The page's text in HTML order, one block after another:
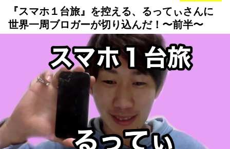
『スマホ１台旅』を控える、るってぃさんに
世界一周ブロガーが切り込んだ！〜前半〜